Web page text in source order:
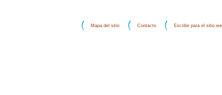
Mapa del sitio Contacto Escribir para el sitio